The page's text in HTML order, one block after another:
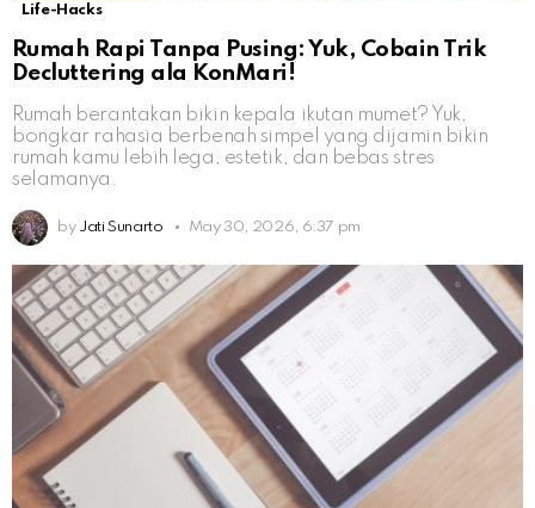
Life-Hacks
Rumah Rapi Tanpa Pusing: Yuk, Cobain Trik
Decluttering ala KonMari!
Rumah berantakan bikin kepala ikutan mumet? Yuk,
bongkar rahasia berbenah simpel yang dijamin bikin
rumah kamu lebih lega, estetik, dan bebas stres
selamanya.
by Jati Sunarto May 30, 2026, 6:37 pm